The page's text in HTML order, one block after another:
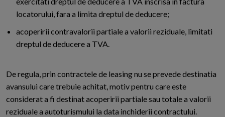
locatorului, fara a limita dreptul de deducere;
acoperirii contravalorii partiale a valorii reziduale, limitati
dreptul de deducere a TVA.
De regula, prin contractele de leasing nu se prevede destinatia
avansului care trebuie achitat, motiv pentru care este
considerat a fi destinat acoperirii partiale sau totale a valorii
reziduale a autoturismului la data inchiderii contractului.